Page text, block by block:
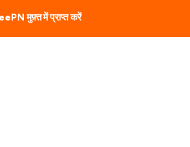
मुफ़्त में प्राप्त करें